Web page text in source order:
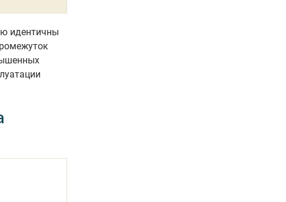
идентичны